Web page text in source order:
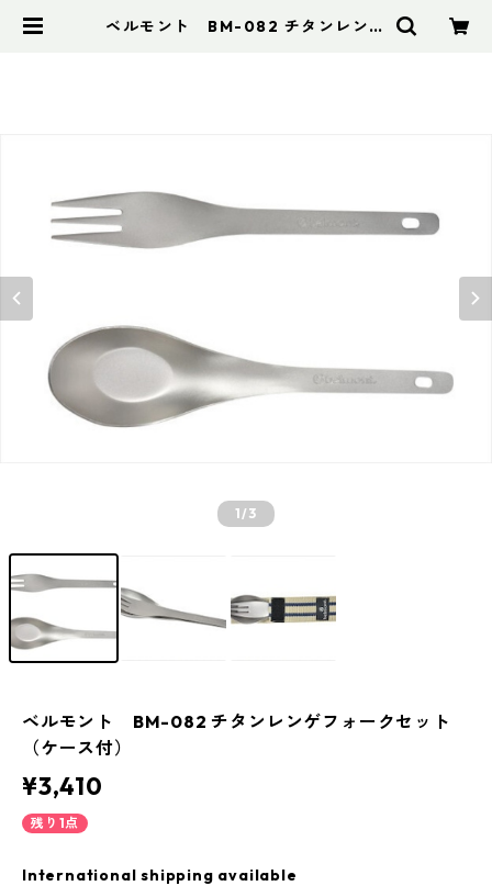
ベルモント BM-082 チタンレンゲ
1/3
ベルモント BM-082 チタンレンゲフォークセット
（ケース付）
¥3,410
残り1点
International shipping available